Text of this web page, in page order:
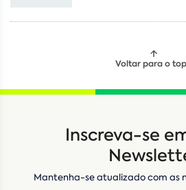
Voltar para o
Inscreva-se
Mantenha-se atualizado com as
Locação Compra
E-mail*